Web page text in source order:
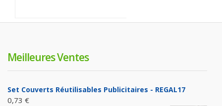
Meilleures Ventes
Set Couverts Réutilisables Publicitaires - REGAL17
0,73 €